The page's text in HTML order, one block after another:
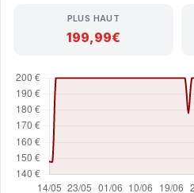
PLUS HAUT
199,99€